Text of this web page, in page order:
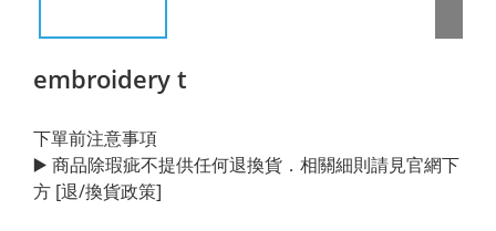
embroidery t
下單前注意事項
▶️ 商品除瑕疵不提供任何退換貨．相關細則請見官網下
方 [退/換貨政策]